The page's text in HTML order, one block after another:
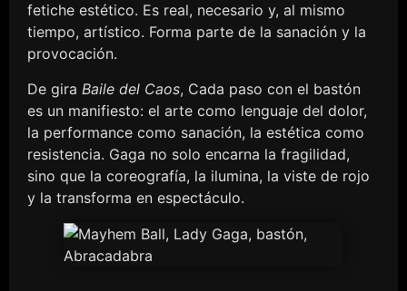
fetiche estético. Es real, necesario y, al mismo
tiempo, artístico. Forma parte de la sanación y la
provocación.
De gira Baile del Caos, Cada paso con el bastón
es un manifiesto: el arte como lenguaje del dolor,
la performance como sanación, la estética como
resistencia. Gaga no solo encarna la fragilidad,
sino que la coreografía, la ilumina, la viste de rojo
y la transforma en espectáculo.